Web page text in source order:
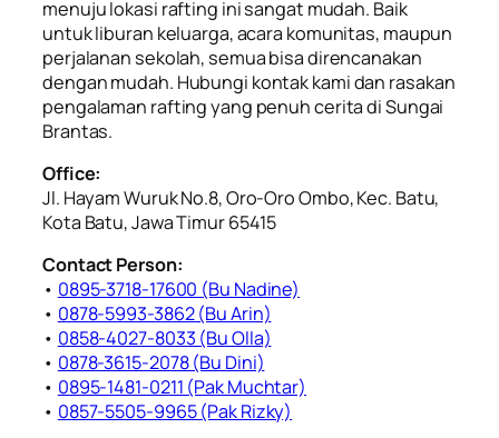
menuju lokasi rafting ini sangat mudah. Baik
untuk liburan keluarga, acara komunitas, maupun
perjalanan sekolah, semua bisa direncanakan
dengan mudah. Hubungi kontak kami dan rasakan
pengalaman rafting yang penuh cerita di Sungai
Brantas.
Office:
Jl. Hayam Wuruk No.8, Oro-Oro Ombo, Kec. Batu,
Kota Batu, Jawa Timur 65415
Contact Person:
• 0895-3718-17600 (Bu Nadine)
• 0878-5993-3862 (Bu Arin)
• 0858-4027-8033 (Bu Olla)
• 0878-3615-2078 (Bu Dini)
• 0895-1481-0211 (Pak Muchtar)
• 0857-5505-9965 (Pak Rizky)